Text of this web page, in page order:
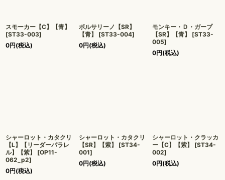
スモーカー【C】【青】
[ST33-003]
0円(税込)
ボルサリーノ【SR】
【青】
[ST33-004]
0円(税込)
モンキー・Ｄ・ガープ
【SR】【青】
[ST33-
005]
0円(税込)
シャーロット・カタクリ
【L】【リーダーパラレ
ル】【紫】
[OP11-
062_p2]
0円(税込)
シャーロット・カタクリ
【SR】【紫】
[ST34-
001]
0円(税込)
シャーロット・クラッカ
ー【C】【紫】
[ST34-
002]
0円(税込)